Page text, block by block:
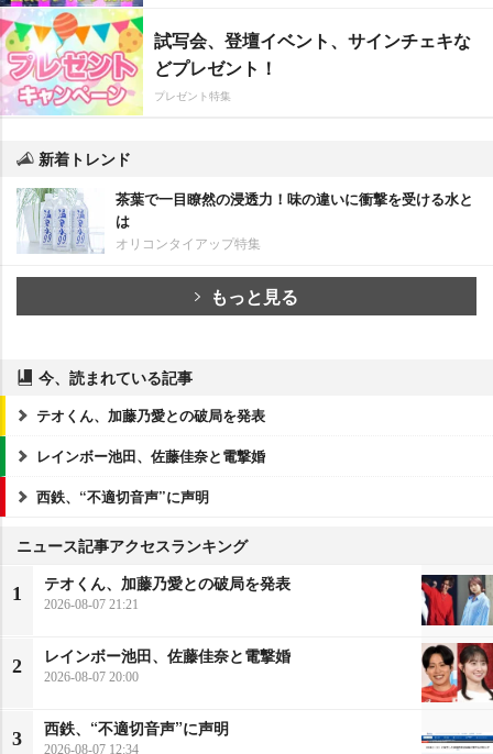
試写会、登壇イベント、サインチェキな
どプレゼント！
プレゼント特集
新着トレンド
茶葉で一目瞭然の浸透力！味の違いに衝撃を受ける水と
は
オリコンタイアップ特集
もっと見る
今、読まれている記事
テオくん、加藤乃愛との破局を発表
レインボー池田、佐藤佳奈と電撃婚
西鉄、“不適切音声”に声明
ニュース記事アクセスランキング
1
テオくん、加藤乃愛との破局を発表
2026-08-07 21:21
2
レインボー池田、佐藤佳奈と電撃婚
2026-08-07 20:00
3
西鉄、“不適切音声”に声明
2026-08-07 12:34